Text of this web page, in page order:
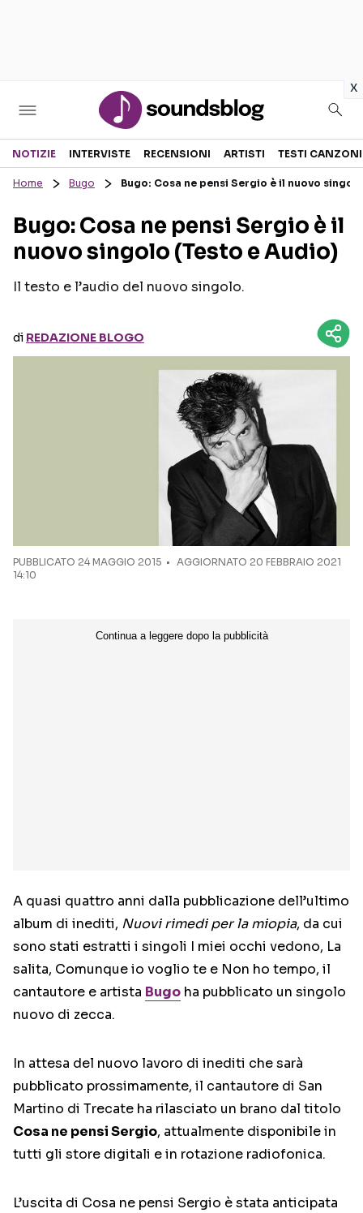
x
Sezioni
RECENSIONI MUSICALI
INTERVISTE
GOSSIP E CURIOSITÀ
TESTI CANZONI
TOUR ED EVENTI
TALENT SHOW
Seguici sui social
NOTIZIE INTERVISTE RECENSIONI ARTISTI TESTI CANZONI
Home Bugo Bugo: Cosa ne pensi Sergio è il nuovo
Bugo: Cosa ne pensi Sergio è il
nuovo singolo (Testo e Audio)
Il testo e l’audio del nuovo singolo.
di REDAZIONE BLOGO
PUBBLICATO 24 MAGGIO 2015
AGGIORNATO 20 FEBBRAIO 2021
14:10
A quasi quattro anni dalla pubblicazione dell’ultimo
album di inediti, Nuovi rimedi per la miopia, da cui
sono stati estratti i singoli I miei occhi vedono, La
salita, Comunque io voglio te e Non ho tempo, il
cantautore e artista Bugo ha pubblicato un singolo
nuovo di zecca.
In attesa del nuovo lavoro di inediti che sarà
pubblicato prossimamente, il cantautore di San
Martino di Trecate ha rilasciato un brano dal titolo
Cosa ne pensi Sergio, attualmente disponibile in
tutti gli store digitali e in rotazione radiofonica.
L’uscita di Cosa ne pensi Sergio è stata anticipata